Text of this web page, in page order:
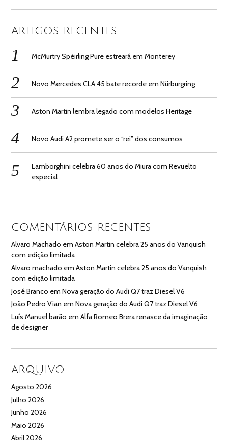
ARTIGOS RECENTES
McMurtry Spéirling Pure estreará em Monterey
Novo Mercedes CLA 45 bate recorde em Nürburgring
Aston Martin lembra legado com modelos Heritage
Novo Audi A2 promete ser o “rei” dos consumos
Lamborghini celebra 60 anos do Miura com Revuelto
especial
COMENTÁRIOS RECENTES
Alvaro Machado emAston Martin celebra 25 anos do Vanquish
com edição limitada
Alvaro machado emAston Martin celebra 25 anos do Vanquish
com edição limitada
José Branco emNova geração do Audi Q7 traz Diesel V6
João Pedro Vian emNova geração do Audi Q7 traz Diesel V6
Luís Manuel barão emAlfa Romeo Brera renasce da imaginação
de designer
ARQUIVO
Agosto 2026
Julho 2026
Junho 2026
Maio 2026
Abril 2026